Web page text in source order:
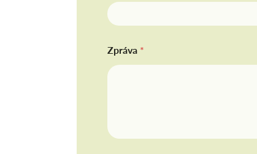
Zpráva *